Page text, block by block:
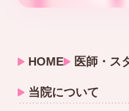
HOME 医師・ス
当院について